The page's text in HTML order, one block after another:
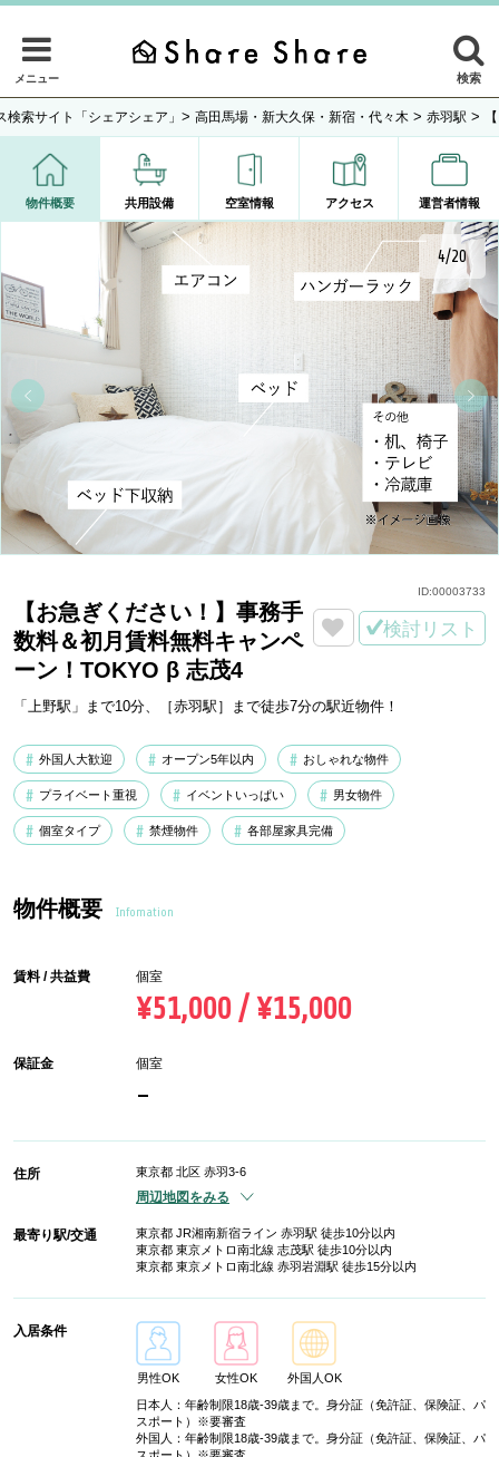
メニュー 検索
検索サイト「シェアシェア」 > 高田馬場・新大久保・新宿・代々木 > 赤羽駅 >
物件概要 共用設備 空室情報 アクセス 運営者情報
4/20
【お急ぎください！】事務手
数料＆初月賃料無料キャンペ
ーン！TOKYO β 志茂4
「上野駅」まで10分、［赤羽駅］まで徒歩7分の駅近物件！
検討リスト
外国人大歓迎 オープン5年以内 おしゃれな物件
プライベート重視 イベントいっぱい 男女物件
個室タイプ 禁煙物件 各部屋家具完備
ID:00003733
物件概要 Infomation
賃料 / 共益費 個室
¥51,000 / ¥15,000
保証金 個室
-
住所 東京都 北区 赤羽3-6
周辺地図をみる
最寄り駅/交通
東京都 JR湘南新宿ライン 赤羽駅 徒歩10分以内
東京都 東京メトロ南北線 志茂駅 徒歩10分以内
東京都 東京メトロ南北線 赤羽岩淵駅 徒歩15分以内
入居条件
男性OK 女性OK
外国人OK
日本人：年齢制限18歳-39歳まで。身分証（免許証、保険証、パ
スポート）※要審査
外国人：年齢制限18歳-39歳まで。身分証（免許証、保険証、パ